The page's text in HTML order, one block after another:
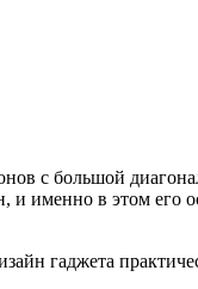
с большой
именно в этом его
гаджета